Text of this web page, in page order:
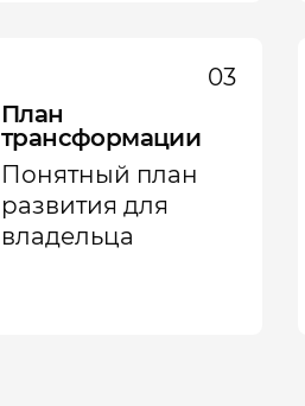
03
План
трансформации
Понятный план
развития для
владельца